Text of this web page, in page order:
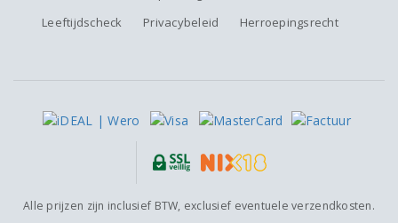
Leeftijdscheck
Privacybeleid Herroepingsrecht
Alle prijzen zijn inclusief BTW, exclusief eventuele verzendkosten.